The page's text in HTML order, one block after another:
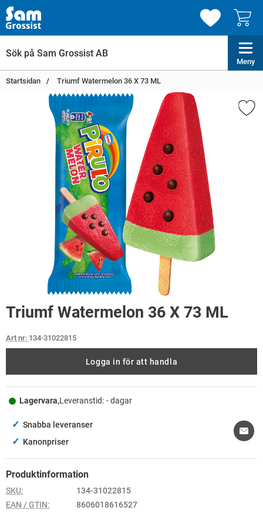
Meny
Startsidan Triumf Watermelon 36 X 73 ML
Triumf Watermelon 36 X 73 ML
Art nr: 134-31022815
Logga in för att handla
Lagervara,Leveranstid: - dagar
✓ Snabba leveranser
✓ Kanonpriser
Produktinformation
SKU:
134-31022815
EAN / GTIN:
8606018616527